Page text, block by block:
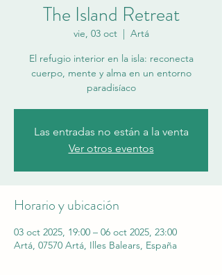
The Island Retreat
vie, 03 oct
  |
Artá
El refugio interior en la isla: reconecta
cuerpo, mente y alma en un entorno
paradisíaco
Las entradas no están a la venta
Ver otros eventos
Horario y ubicación
03 oct 2025, 19:00 – 06 oct 2025, 23:00
Artá, 07570 Artá, Illes Balears, España